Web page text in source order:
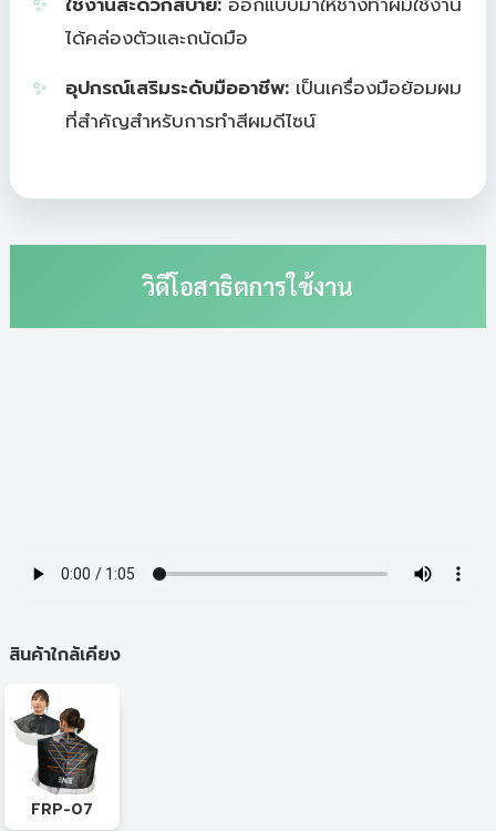
ได้คล่องตัวและถนัดมือ
อุปกรณ์เสริมระดับมืออาชีพ: เป็นเครื่องมือย้อมผม
ที่สำคัญสำหรับการทำสีผมดีไซน์
วิดีโอสาธิตการใช้งาน
สินค้าใกล้เคียง
FRP-07